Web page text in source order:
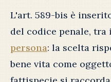
L'art. 589-bis è
del codice penale, tra i
persona: la scelta
bene vita come